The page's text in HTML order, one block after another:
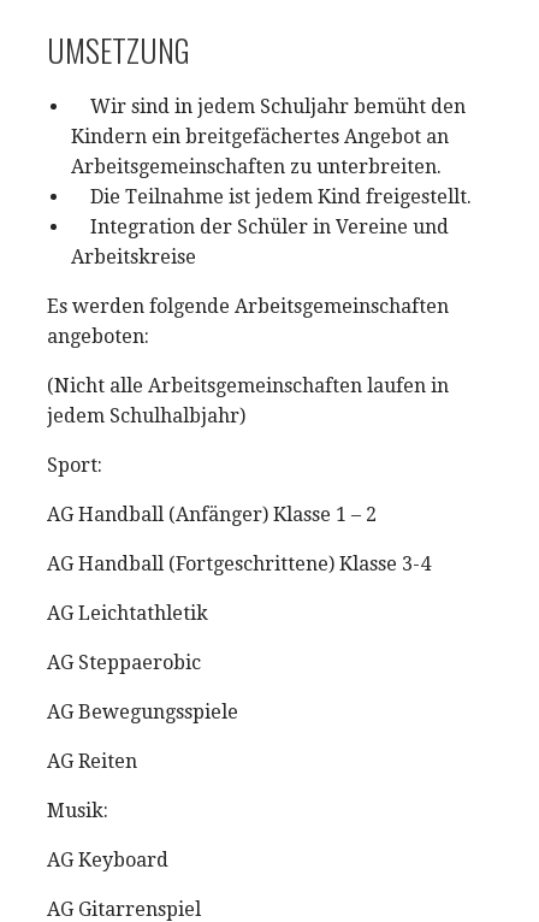
UMSETZUNG
Wir sind in jedem Schuljahr bemüht den
Kindern ein breitgefächertes Angebot an
Arbeitsgemeinschaften zu unterbreiten.
Die Teilnahme ist jedem Kind freigestellt.
Integration der Schüler in Vereine und
Arbeitskreise
Es werden folgende Arbeitsgemeinschaften
angeboten:
(Nicht alle Arbeitsgemeinschaften laufen in
jedem Schulhalbjahr)
Sport:
AG Handball (Anfänger) Klasse 1 – 2
AG Handball (Fortgeschrittene) Klasse 3-4
AG Leichtathletik
AG Steppaerobic
AG Bewegungsspiele
AG Reiten
Musik:
AG Keyboard
AG Gitarrenspiel